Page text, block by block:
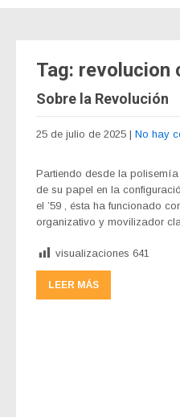
Tag: revolucion
Sobre la Revolución
25 de julio de 2025 | No hay
Partiendo desde la
de su papel en la
el ’59 , ésta ha funcionado
organizativo y movilizador
visualizaciones 641
LEER MÁS